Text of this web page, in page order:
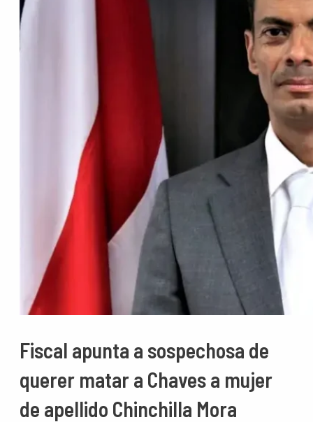
Fiscal apunta a sospechosa de
querer matar a Chaves a mujer
de apellido Chinchilla Mora